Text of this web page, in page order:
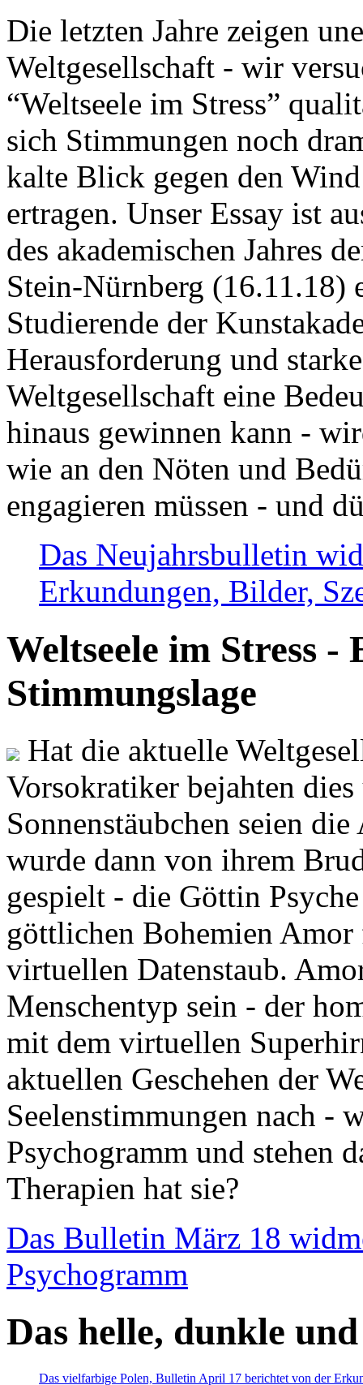
Die letzten Jahre zeigen
Weltgesellschaft - wir
“Weltseele im Stress”
sich Stimmungen noch
kalte Blick gegen den
ertragen. Unser Essay ist
des akademischen Jahres
Stein-Nürnberg (16.11.18)
Studierende der
Herausforderung und
Weltgesellschaft eine
hinaus gewinnen kann -
wie an den Nöten und
engagieren müssen - und
Das Neujahrsbulletin
Erkundungen, Bilder,
Weltseele im Stress -
Stimmungslage
Hat die aktuelle
Vorsokratiker bejahten
Sonnenstäubchen seien
wurde dann von ihrem
gespielt - die Göttin
göttlichen Bohemien
virtuellen Datenstaub.
Menschentyp sein - der
mit dem virtuellen
aktuellen Geschehen der
Seelenstimmungen nach -
Psychogramm und stehen
Therapien hat sie?
Das Bulletin März 18
Psychogramm
Das helle, dunkle
Das vielfarbige Polen, Bulletin April 17 berichtet von der